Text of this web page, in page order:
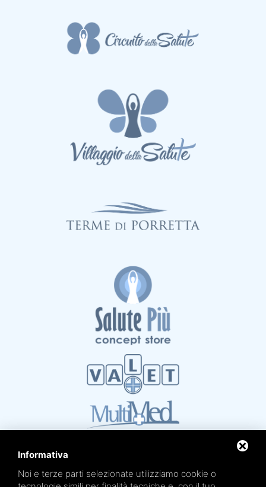
Informativa
Noi e terze parti selezionate utilizziamo cookie o